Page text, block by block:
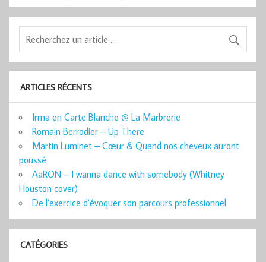
ARTICLES RÉCENTS
Irma en Carte Blanche @ La Marbrerie
Romain Berrodier – Up There
Martin Luminet – Cœur & Quand nos cheveux auront
poussé
AaRON – I wanna dance with somebody (Whitney
Houston cover)
De l’exercice d’évoquer son parcours professionnel
CATÉGORIES